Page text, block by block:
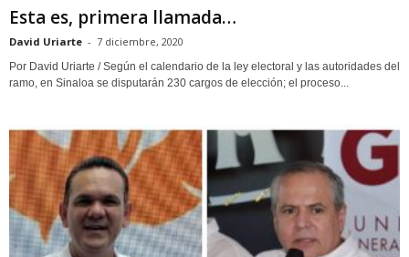
Esta es, primera llamada…
David Uriarte - 7 diciembre, 2020
Por David Uriarte / Según el calendario de la ley electoral y las autoridades del
ramo, en Sinaloa se disputarán 230 cargos de elección; el proceso...